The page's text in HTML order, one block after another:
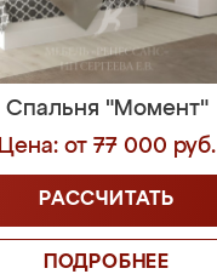
Спальня "Момент"
Цена: от 77 000 руб.
РАССЧИТАТЬ
ПОДРОБНЕЕ